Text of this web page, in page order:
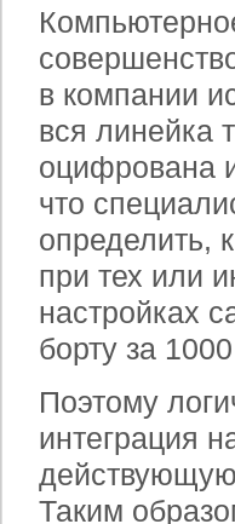
в компании
вся линейка
оцифрована
что
определить,
при тех или
настройках
борту за
Поэтому
интеграция
Таким